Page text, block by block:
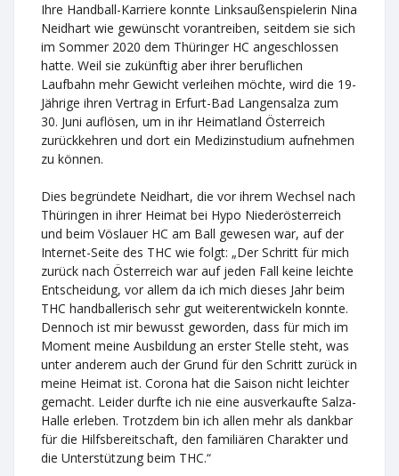
Ihre Handball-Karriere konnte Linksaußenspielerin Nina
Neidhart wie gewünscht vorantreiben, seitdem sie sich
im Sommer 2020 dem Thüringer HC angeschlossen
hatte. Weil sie zukünftig aber ihrer beruflichen
Laufbahn mehr Gewicht verleihen möchte, wird die 19-
Jährige ihren Vertrag in Erfurt-Bad Langensalza zum
30. Juni auflösen, um in ihr Heimatland Österreich
zurückkehren und dort ein Medizinstudium aufnehmen
zu können.
Dies begründete Neidhart, die vor ihrem Wechsel nach
Thüringen in ihrer Heimat bei Hypo Niederösterreich
und beim Vöslauer HC am Ball gewesen war, auf der
Internet-Seite des THC wie folgt: „Der Schritt für mich
zurück nach Österreich war auf jeden Fall keine leichte
Entscheidung, vor allem da ich mich dieses Jahr beim
THC handballerisch sehr gut weiterentwickeln konnte.
Dennoch ist mir bewusst geworden, dass für mich im
Moment meine Ausbildung an erster Stelle steht, was
unter anderem auch der Grund für den Schritt zurück in
meine Heimat ist. Corona hat die Saison nicht leichter
gemacht. Leider durfte ich nie eine ausverkaufte Salza-
Halle erleben. Trotzdem bin ich allen mehr als dankbar
für die Hilfsbereitschaft, den familiären Charakter und
die Unterstützung beim THC.“